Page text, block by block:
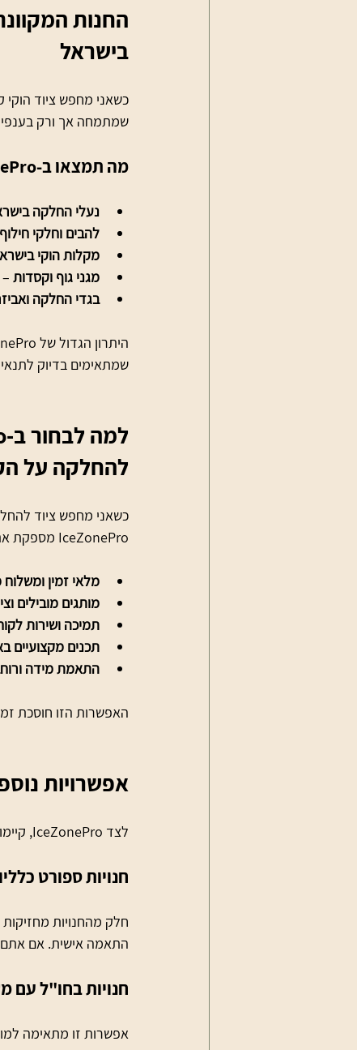
בישראל
שמתמחה אך ורק בענפי
מה תמצאו ב-IceZonePro?
נעלי החלקה
להבים וחלקי חילוף
מקלות הוקי
מגני גוף וקסדות
בגדי החלקה
שמתאימים בדיוק
להחלקה על
כשאני מחפש ציוד
IceZonePro מספקת את כל זה:
מלאי זמין
מותגים מובילים
תמיכה ושירות
תכנים מקצועיים
התאמת מידה
האפשרות הזו חוסכת
אפשרויות
לצד IceZonePro, קיימות כמה אפשרויות נוספות, אך הן פחות מומלצות:
חנויות ספורט
חלק מהחנויות מחזיקות
התאמה אישית. אם אתם
חנויות בחו"ל עם
אפשרות זו מתאימה